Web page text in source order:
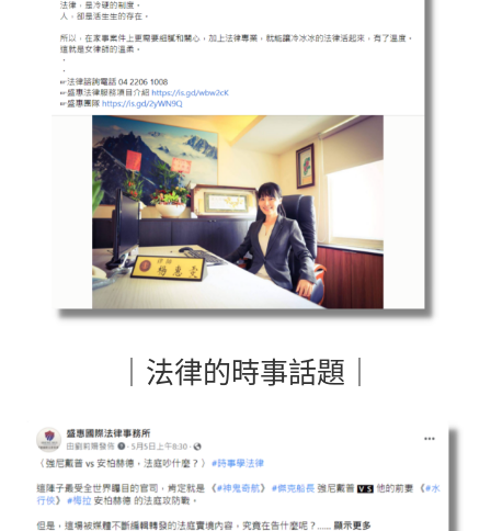
｜法律的時事話題｜